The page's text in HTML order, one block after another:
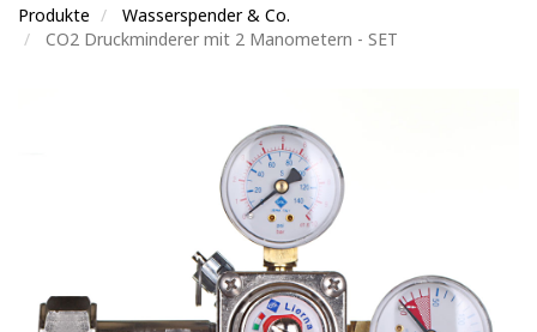
Produkte
Wasserspender & Co.
CO2 Druckminderer mit 2 Manometern - SET